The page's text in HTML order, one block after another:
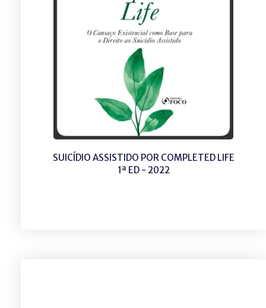
SUICÍDIO ASSISTIDO POR COMPLETED LIFE
1ª ED - 2022